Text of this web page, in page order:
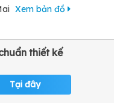
Xem bản đồ
thiết kế
Tại đây